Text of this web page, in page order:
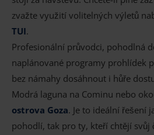
zvažte využití volitelných výletů
TUI.
Profesionální průvodci, pohodlná
naplánované programy prohlídek
bez námahy dosáhnout i hůře
Modrá laguna na Cominu nebo
ostrova Goza. Je to ideální řešení
pohodlí, tak pro ty, kteří chtějí svůj